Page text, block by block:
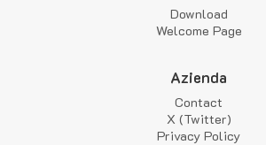
Download
Welcome Page
Azienda
Contact
X (Twitter)
Privacy Policy